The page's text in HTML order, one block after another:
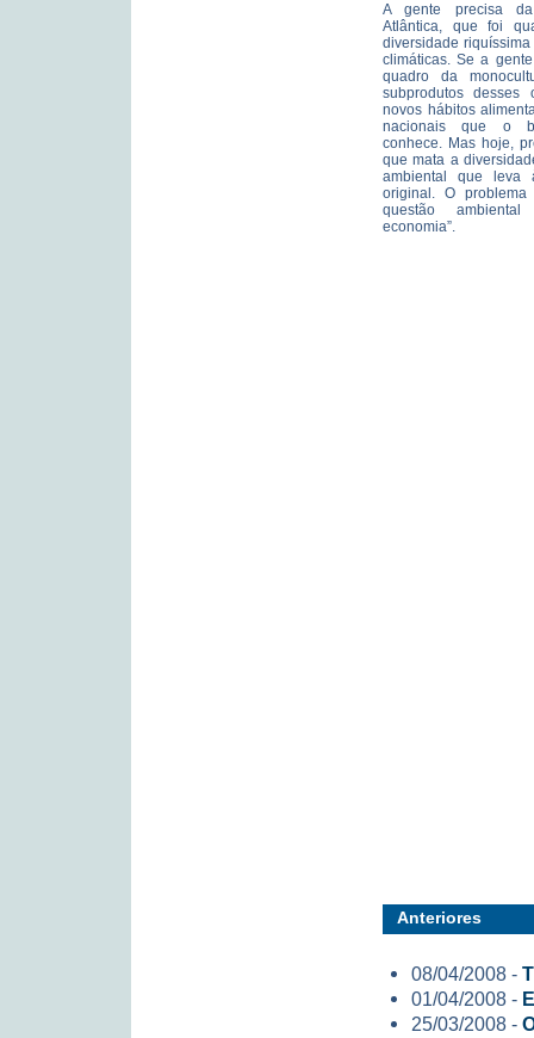
A gente precisa
Atlântica, que foi
diversidade
climáticas. Se a
quadro da
subprodutos desses
novos hábitos
nacionais que o
conhece. Mas hoje,
que mata a
ambiental que leva
original. O
questão
economia”.
Anteriores
08/04/2008 -
01/04/2008 -
25/03/2008 -